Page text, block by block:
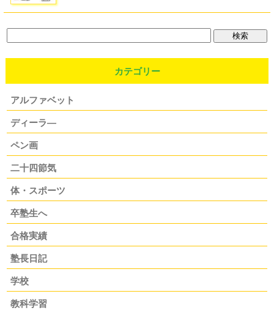
カテゴリー
アルファベット
ディーラ―
ペン画
二十四節気
体・スポーツ
卒塾生へ
合格実績
塾長日記
学校
教科学習